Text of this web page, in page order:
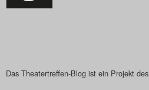
Das Theatertreffen-Blog ist ein Projekt des